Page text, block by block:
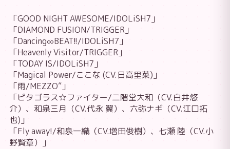
「GOOD NIGHT AWESOME/IDOLiSH7」
「DIAMOND FUSION/TRIGGER」
「Dancing∞BEAT!!/IDOLiSH7」
「Heavenly Visitor/TRIGGER」
「TODAY IS/IDOLiSH7」
「Magical Power/ここな (CV.日高里菜)」
「雨/MEZZO”」
「ピタゴラス☆ファイター/二階堂大和（CV.白井悠
介）、和泉三月（CV.代永 翼）、六弥ナギ（CV.江口拓
也)」
「Fly away!/和泉一織（CV.増田俊樹）、七瀬 陸（CV.小
野賢章）」